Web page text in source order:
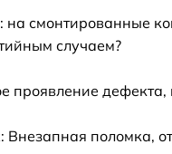
на смонтированные
случаем?
проявление
поломка,